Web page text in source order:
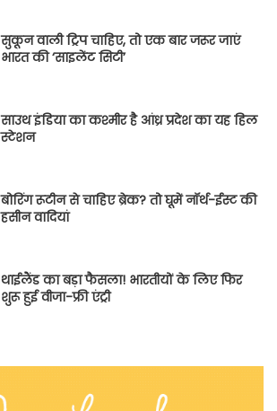
सुकून वाली ट्रिप चाहिए, तो एक बार जरूर जाएं
भारत की ‘साइलेंट सिटी’
साउथ इंडिया का कश्मीर है आंध्र प्रदेश का यह हिल
स्टेशन
बोरिंग रूटीन से चाहिए ब्रेक? तो घूमें नॉर्थ-ईस्ट की
हसीन वादियां
थाईलैंड का बड़ा फैसला! भारतीयों के लिए फिर
शुरू हुई वीजा-फ्री एंट्री